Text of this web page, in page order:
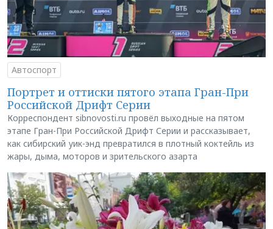
Автоспорт
Портрет и оттиски пятого этапа Гран-При
Российской Дрифт Серии
Корреспондент sibnovosti.ru провёл выходные на пятом
этапе Гран-При Российской Дрифт Серии и рассказывает,
как сибирский уик-энд превратился в плотный коктейль из
жары, дыма, моторов и зрительского азарта